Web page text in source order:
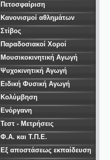
Πετοσφαίριση
Κανονισμοί αθλημάτων
Στίβος
Παραδοσιακοί Χοροί
Μουσικοκινητική Αγωγή
Ψυχοκινητική Αγωγή
Ειδική Φυσική Αγωγή
Κολύμβηση
Ενόργανη
Τεστ - Μετρήσεις
Φ.Α. και Τ.Π.Ε.
Εξ αποστάσεως εκπαίδευση